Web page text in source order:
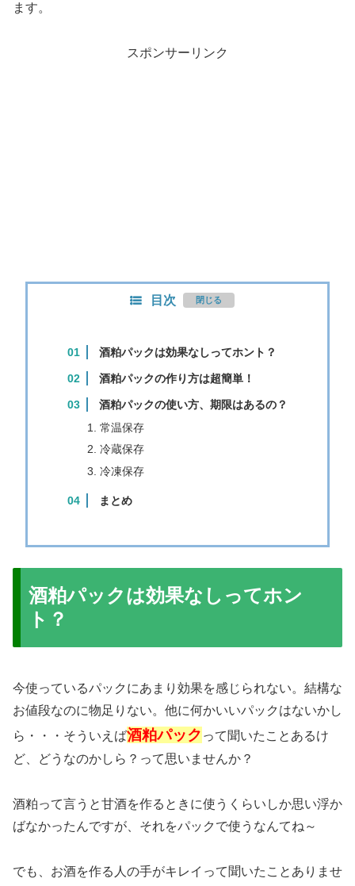
ます。
スポンサーリンク
目次
酒粕パックは効果なしってホント？
酒粕パックの作り方は超簡単！
酒粕パックの使い方、期限はあるの？
常温保存
冷蔵保存
冷凍保存
まとめ
酒粕パックは効果なしってホン
ト？
今使っているパックにあまり効果を感じられない。結構な
お値段なのに物足りない。他に何かいいパックはないかし
ら・・・そういえば酒粕パック って聞いたことあるけ
ど、どうなのかしら？って思いませんか？
酒粕って言うと甘酒を作るときに使うくらいしか思い浮か
ばなかったんですが、それをパックで使うなんてね～
でも、お酒を作る人の手がキレイって聞いたことありませ